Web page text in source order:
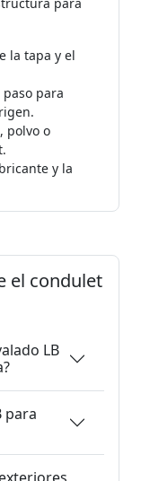
la tapa y el
para
polvo o
y la
el condulet
LB
para